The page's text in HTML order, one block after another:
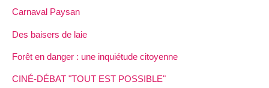
Carnaval Paysan
Des baisers de laie
Forêt en danger : une inquiétude citoyenne
CINÉ-DÉBAT "TOUT EST POSSIBLE"